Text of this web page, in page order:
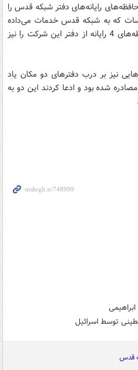
رایانه‌های دفتر شبکه قدس را
که به شبکه قدس خدمات می‌داده
است، را تخریب و علاوه بر آن حافظه‌های 4 رایانه از دفتر این شرکت را نیز
نیز بر درب دفترهای دو مکان یاد
شده بود و ادعا کردند این دو به
توسط اسرائیل
قدس